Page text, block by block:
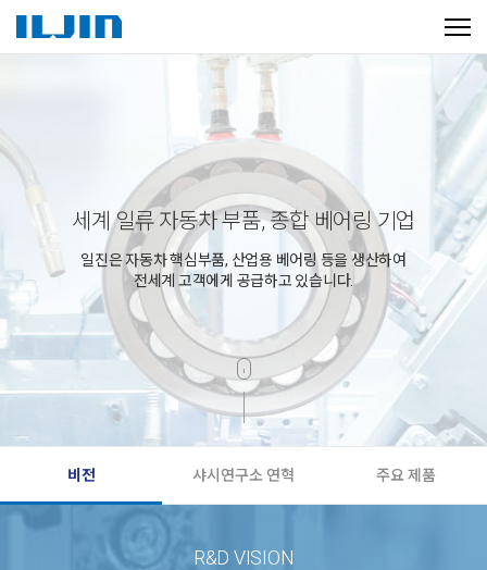
세계 일류 자동차 부품, 종합 베어링 기업
일진은 자동차 핵심부품, 산업용 베어링 등을 생산하여
전세계 고객에게 공급하고 있습니다.
비전 샤시연구소 연혁 주요 제품
R&D VISION